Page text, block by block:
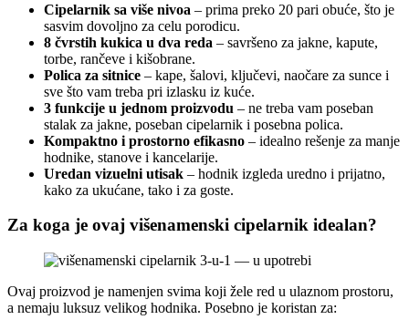
Cipelarnik sa više nivoa – prima preko 20 pari obuće, što je
sasvim dovoljno za celu porodicu.
8 čvrstih kukica u dva reda – savršeno za jakne, kapute,
torbe, rančeve i kišobrane.
Polica za sitnice – kape, šalovi, ključevi, naočare za sunce i
sve što vam treba pri izlasku iz kuće.
3 funkcije u jednom proizvodu – ne treba vam poseban
stalak za jakne, poseban cipelarnik i posebna polica.
Kompaktno i prostorno efikasno – idealno rešenje za manje
hodnike, stanove i kancelarije.
Uredan vizuelni utisak – hodnik izgleda uredno i prijatno,
kako za ukućane, tako i za goste.
Za koga je ovaj višenamenski cipelarnik idealan?
Ovaj proizvod je namenjen svima koji žele red u ulaznom prostoru,
a nemaju luksuz velikog hodnika. Posebno je koristan za: